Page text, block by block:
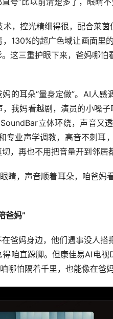
，控光精细得很，配合莱
130%的超广色域让画面里
这三重护眼下来，爸妈哪
的耳朵“量身定做”。AI人
我妈看越剧，演员的小嗓
立体环绕，声音又
业声学调教，高音不刺耳
，再也不用把音量开到邻居
睛，声音顺着耳朵，咱爸
爸妈”
爸妈身边，他们遇事没人
咱直跺脚。但康佳易AI电
哪怕隔着千里，也能像在爸